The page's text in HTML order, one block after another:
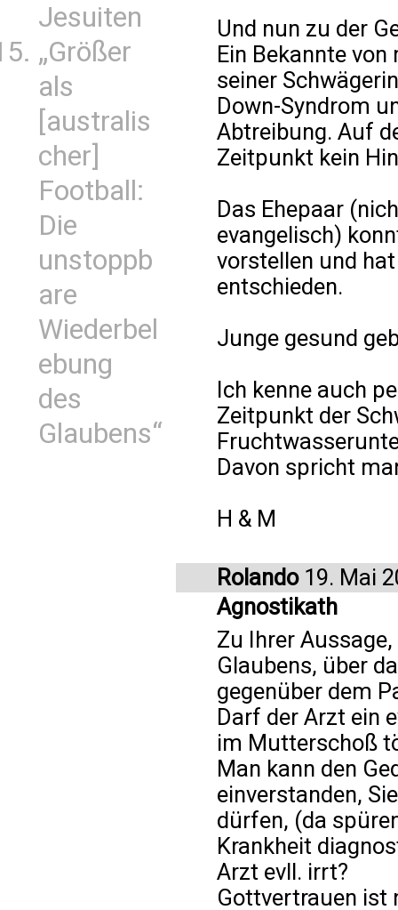
Jesuiten
„Größer
als
[australis
cher]
Football:
Die
unstoppb
are
Wiederbel
ebung
des
Glaubens“
Und nun zu der
Ein Bekannte
seiner
Down-Syndrom
Abtreibung. Auf
Zeitpunkt kein
Das Ehepaar
evangelisch)
vorstellen und
entschieden.
Junge gesund
Ich kenne auch
Zeitpunkt der
Davon spricht
H & M
Rolando19. Mai
Agnostikath
Zu Ihrer
Glaubens, über
gegenüber dem
Darf der Arzt ein
im Mutterschoß
Man kann den
einverstanden,
dürfen, (da
Krankheit
Arzt evll. irrt?
Gottvertrauen ist